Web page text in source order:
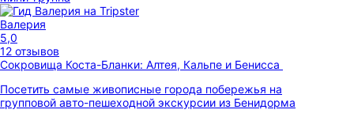
Валерия
5,0
12 отзывов
Сокровища Коста-Бланки: Алтея, Кальпе и Бенисса
Посетить самые живописные города побережья на
групповой авто-пешеходной экскурсии из Бенидорма